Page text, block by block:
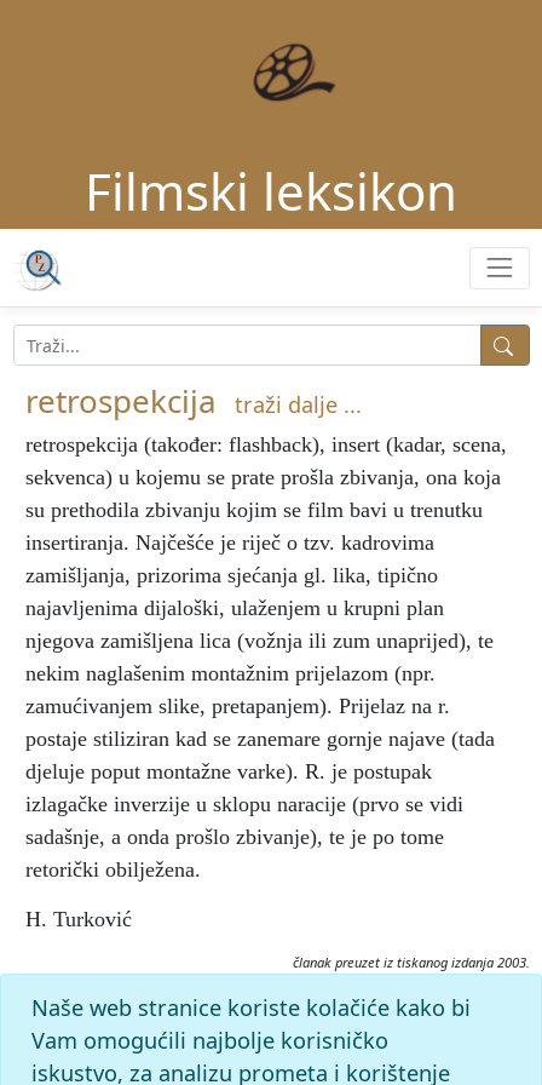
Filmski leksikon
retrospekcija traži dalje ...
retrospekcija (također: flashback), insert (kadar, scena,
sekvenca) u kojemu se prate prošla zbivanja, ona koja
su prethodila zbivanju kojim se film bavi u trenutku
insertiranja. Najčešće je riječ o tzv. kadrovima
zamišljanja, prizorima sjećanja gl. lika, tipično
najavljenima dijaloški, ulaženjem u krupni plan
njegova zamišljena lica (vožnja ili zum unaprijed), te
nekim naglašenim montažnim prijelazom (npr.
zamućivanjem slike, pretapanjem). Prijelaz na r.
postaje stiliziran kad se zanemare gornje najave (tada
djeluje poput montažne varke). R. je postupak
izlagačke inverzije u sklopu naracije (prvo se vidi
sadašnje, a onda prošlo zbivanje), te je po tome
retorički obilježena.
H. Turković
članak preuzet iz tiskanog izdanja 2003.
Citiranje:
retrospekcija.
Filmski leksikon (2003), mrežno izdanje.
Leksikografski zavod Miroslav Krleža, 2026. Pristupljeno
7.8.2026. <https://film.lzmk.hr/clanak/retrospekcija>.
Naše web stranice koriste kolačiće kako bi
Vam omogućili najbolje korisničko
iskustvo, za analizu prometa i korištenje